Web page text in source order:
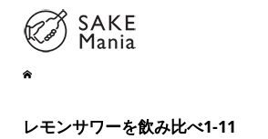
レモンサワーを飲み比べ1-11